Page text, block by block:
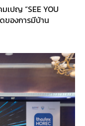
เปญ “SEE YOU
องการมีบ้าน